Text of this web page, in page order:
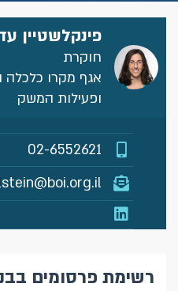
פינקלשטיין
חוקרת
אגף מקרו כלכלה
ופעילות המשק
02-6552621
רשימת פרסומים